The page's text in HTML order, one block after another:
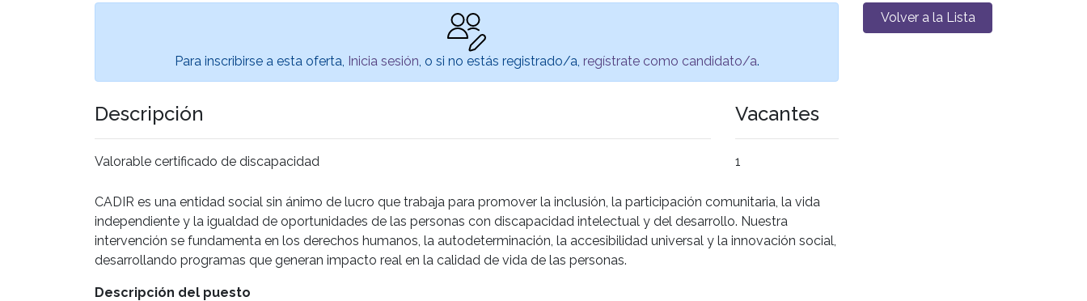
Para inscribirse a esta oferta, Inicia sesión , o si no estás registrado/a, regístrate como candidato/a.
Descripción
Valorable certificado de discapacidad
Vacantes
1
CADIR es una entidad social sin ánimo de lucro que trabaja para promover la inclusión, la participación comunitaria, la vida
independiente y la igualdad de oportunidades de las personas con discapacidad intelectual y del desarrollo. Nuestra
intervención se fundamenta en los derechos humanos, la autodeterminación, la accesibilidad universal y la innovación social,
desarrollando programas que generan impacto real en la calidad de vida de las personas.
Descripción del puesto
Volver a la Lista